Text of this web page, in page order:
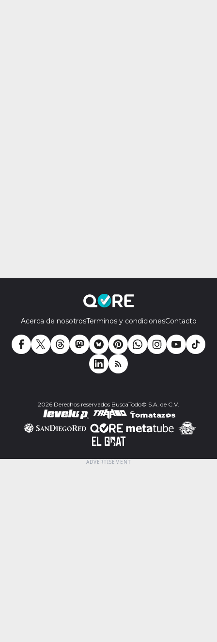
Acerca de nosotrosTerminos y condicionesContacto
2026 Derechos reservados BuscaTodo© S.A. de C.V.